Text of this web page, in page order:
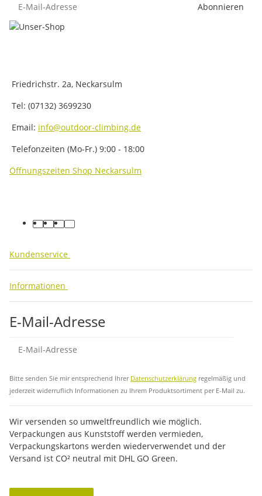
Abonnieren
Friedrichstr. 2a, Neckarsulm
Tel: (07132) 3699230
Email: info@outdoor-climbing.de
Telefonzeiten (Mo-Fr.) 9:00 - 18:00
Öffnungszeiten Shop Neckarsulm
facebook
youtube
instagram
tiktok
Kundenservice
Informationen
E-Mail-Adresse
Bitte senden Sie mir entsprechend Ihrer Datenschutzerklärung regelmäßig und
jederzeit widerruflich Informationen zu Ihrem Produktsortiment per E-Mail zu.
Wir versenden so umweltfreundlich wie möglich.
Verpackungen aus Kunststoff werden vermieden,
Verpackungskartons werden wiederverwendet und der
Versand ist CO² neutral mit DHL GO Green.